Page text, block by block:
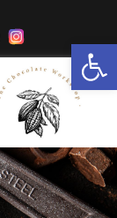
פתח סרגל נגישות